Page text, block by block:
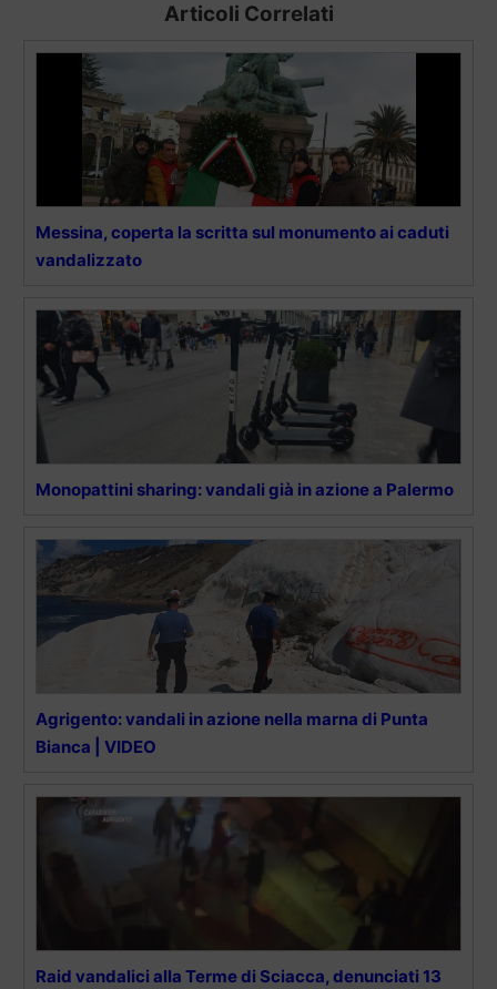
Articoli Correlati
Messina, coperta la scritta sul monumento ai caduti
vandalizzato
Monopattini sharing: vandali già in azione a Palermo
Agrigento: vandali in azione nella marna di Punta
Bianca | VIDEO
Raid vandalici alla Terme di Sciacca, denunciati 13